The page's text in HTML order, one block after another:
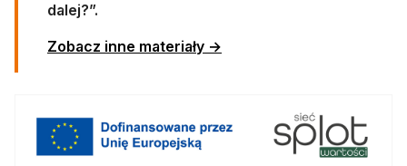
dalej?”.
Zobacz inne materiały →